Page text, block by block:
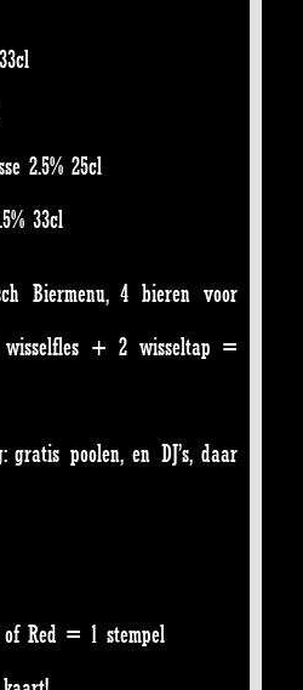
2.5% 25cl
33cl
Biermenu, 4 bieren voor
+ 2 wisseltap =
poolen, en DJ’s, daar
Red = 1 stempel